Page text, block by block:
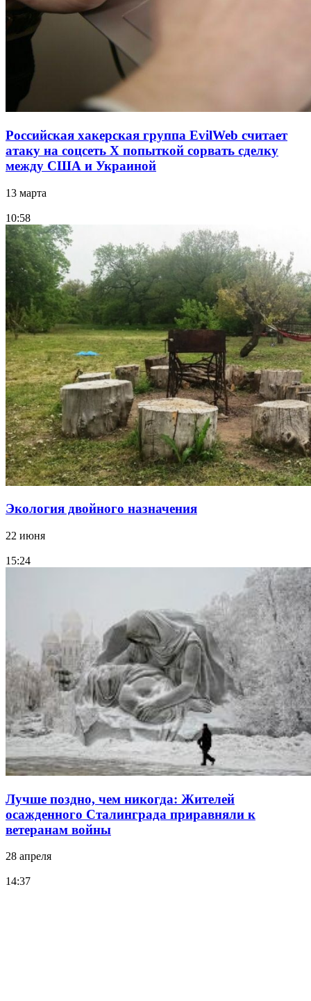
Российская хакерская группа EvilWeb считает
атаку на соцсеть Х попыткой сорвать сделку
между США и Украиной
13 марта
10:58
Экология двойного назначения
22 июня
15:24
Лучше поздно, чем никогда: Жителей
осажденного Сталинграда приравняли к
ветеранам войны
28 апреля
14:37